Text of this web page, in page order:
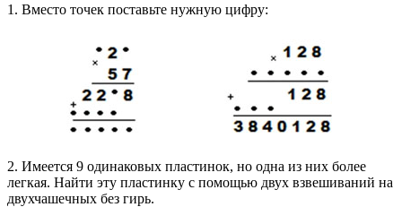
1. Вместо точек поставьте нужную цифру:
2. Имеется 9 одинаковых пластинок, но одна из них более
легкая. Найти эту пластинку с помощью двух взвешиваний на
двухчашечных без гирь.